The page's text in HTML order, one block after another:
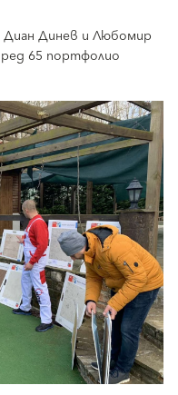
Диан Динев и Любомир
65 портфолио